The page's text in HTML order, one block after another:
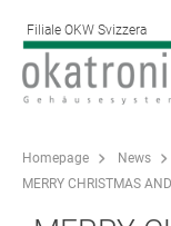
Filiale OKW Svizzera
Homepage News
MERRY CHRISTMAS